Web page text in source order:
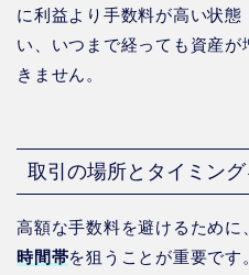
に利益より手数料が高い状態
い、いつまで経っても資産
きません。
取引の場所とタイミン
高額な手数料を避けるために
時間帯を狙うことが重要で